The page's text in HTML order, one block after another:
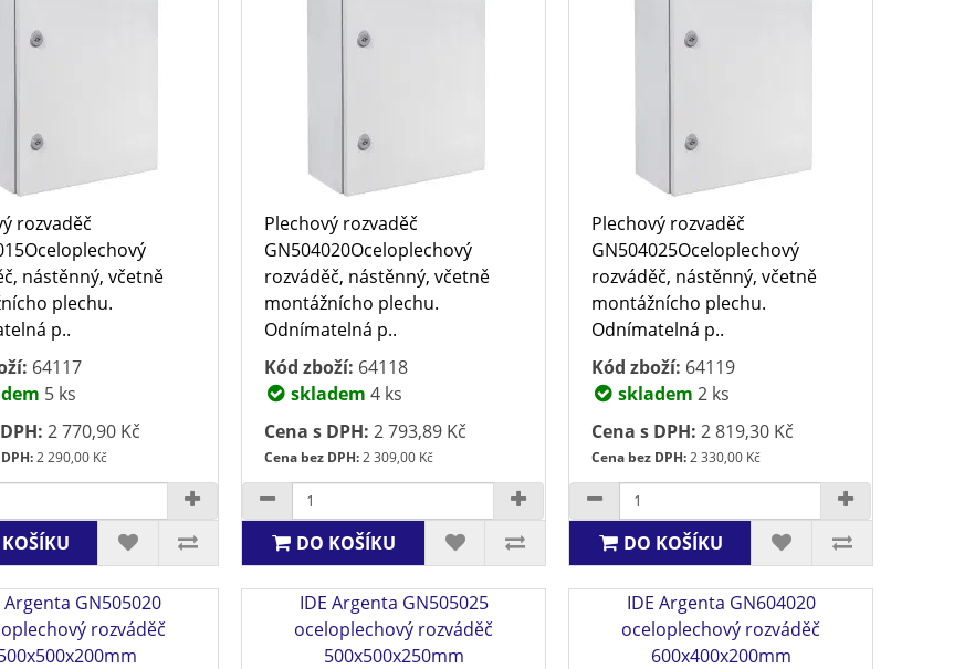
rozvaděč
nástěnný, včetně
plechu.
p..
64117
5 ks
2 770,90 Kč
2 290,00 Kč
Plechový rozvaděč
GN504020Oceloplechový
rozváděč, nástěnný, včetně
montážnícho plechu.
Odnímatelná p..
Kód zboží: 64118
skladem 4 ks
Cena s DPH: 2 793,89 Kč
Cena bez DPH:2 309,00 Kč
DO KOŠÍKU
Plechový rozvaděč
GN504025Oceloplechový
rozváděč, nástěnný, včetně
montážnícho plechu.
Odnímatelná p..
Kód zboží: 64119
skladem 2 ks
Cena s DPH: 2 819,30 Kč
Cena bez DPH:2 330,00 Kč
DO KOŠÍKU
Argenta GN505020
rozváděč
IDE Argenta GN505025
oceloplechový rozváděč
500x500x250mm
IDE Argenta GN604020
oceloplechový rozváděč
600x400x200mm